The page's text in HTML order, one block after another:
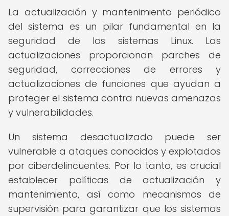
La actualización y mantenimiento periódico
del sistema es un pilar fundamental en la
seguridad de los sistemas Linux. Las
actualizaciones proporcionan parches de
seguridad, correcciones de errores y
actualizaciones de funciones que ayudan a
proteger el sistema contra nuevas amenazas
y vulnerabilidades.
Un sistema desactualizado puede ser
vulnerable a ataques conocidos y explotados
por ciberdelincuentes. Por lo tanto, es crucial
establecer políticas de actualización y
mantenimiento, así como mecanismos de
supervisión para garantizar que los sistemas